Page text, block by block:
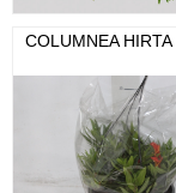
COLUMNEA HIRTA